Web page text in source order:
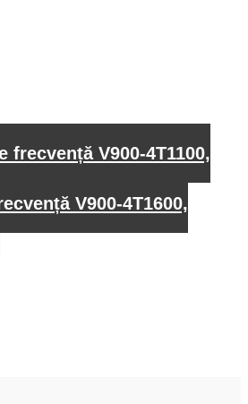
frecvență V900-4T1100,
V900-4T1600,